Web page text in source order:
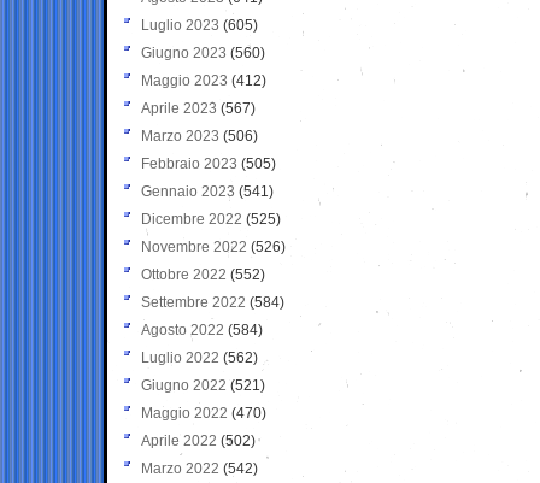
Luglio 2023 (605)
Giugno 2023 (560)
Maggio 2023 (412)
Aprile 2023 (567)
Marzo 2023 (506)
Febbraio 2023 (505)
Gennaio 2023 (541)
Dicembre 2022 (525)
Novembre 2022 (526)
Ottobre 2022 (552)
Settembre 2022 (584)
Agosto 2022 (584)
Luglio 2022 (562)
Giugno 2022 (521)
Maggio 2022 (470)
Aprile 2022 (502)
Marzo 2022 (542)